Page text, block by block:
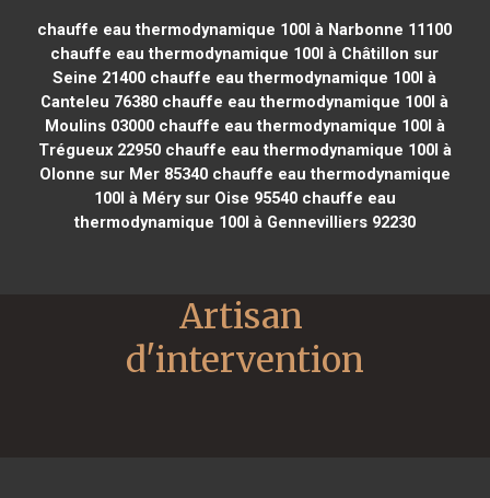
chauffe eau thermodynamique 100l à Narbonne 11100
chauffe eau thermodynamique 100l à Châtillon sur
Seine 21400 chauffe eau thermodynamique 100l à
Canteleu 76380 chauffe eau thermodynamique 100l à
Moulins 03000chauffe eau thermodynamique 100l à
Trégueux 22950chauffe eau thermodynamique 100l à
Olonne sur Mer 85340chauffe eau thermodynamique
100l à Méry sur Oise 95540chauffe eau
thermodynamique 100l à Gennevilliers 92230
Artisan
d'intervention